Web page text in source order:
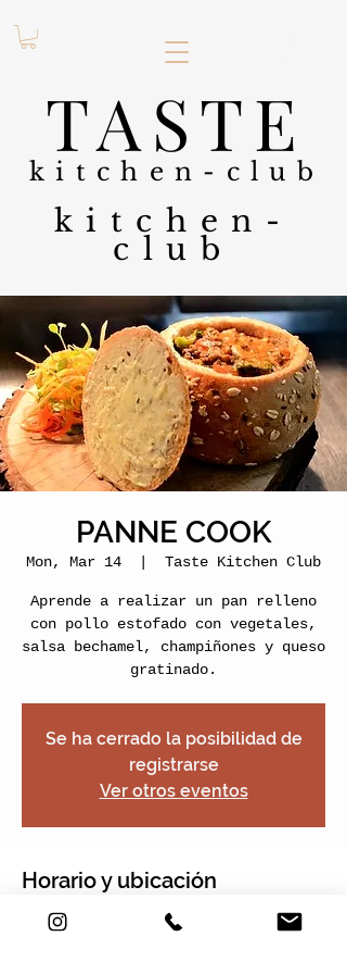
TASTE
kitchen-club
kitchen-
club
PANNE COOK
Mon, Mar 14 Taste Kitchen Club
Aprende a realizar un pan relleno
con pollo estofado con vegetales,
salsa bechamel, champiñones y queso
gratinado.
Se ha cerrado la posibilidad de
registrarse
Ver otros eventos
Horario y ubicación
Mar 14, 2022, 4:00 PM – 6:00 PM